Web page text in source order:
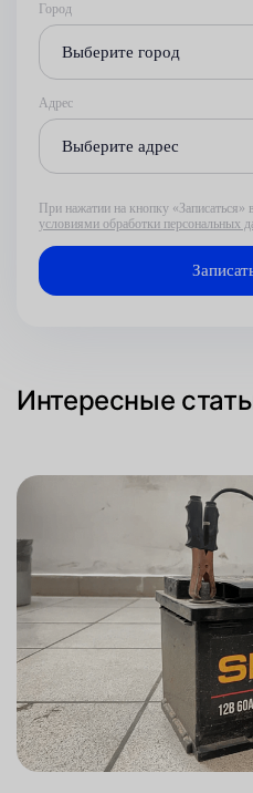
Город
Выберите город
Адрес
Выберите адрес
При нажатии на кнопку «Записаться»
условиями обработки персональных
Интересные